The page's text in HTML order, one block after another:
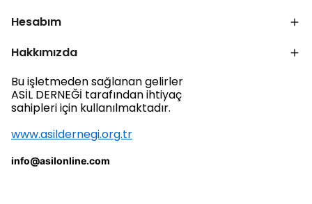
Hesabım
Hakkımızda
Bu işletmeden sağlanan gelirler
ASİL DERNEĞİ tarafından ihtiyaç
sahipleri için kullanılmaktadır.
www.asildernegi.org.tr
info@asilonline.com